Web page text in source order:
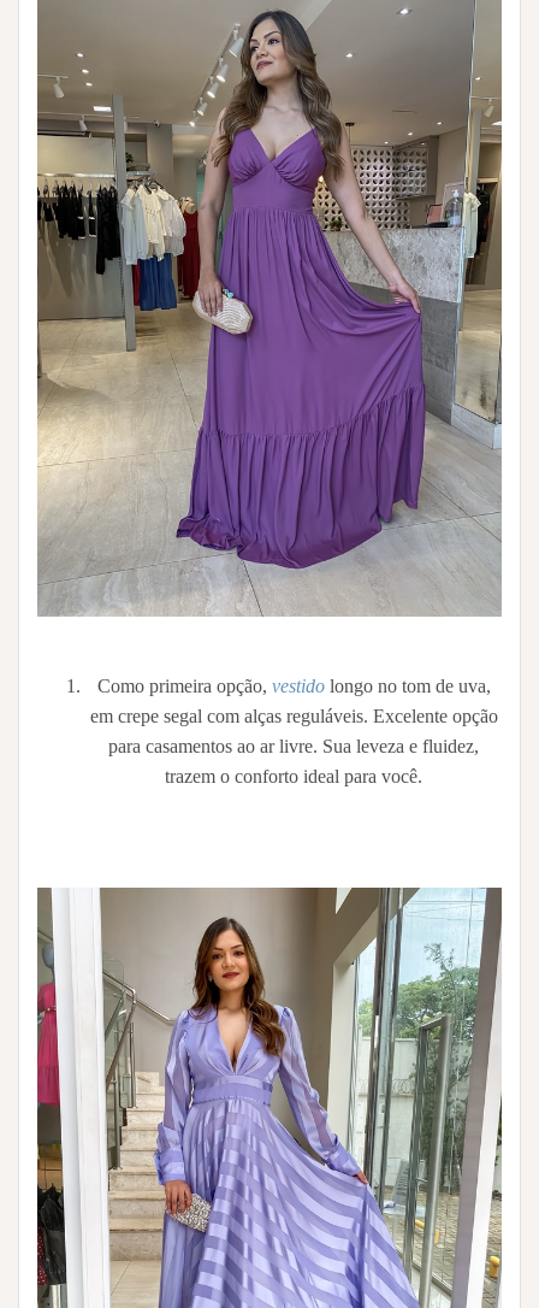
Como primeira opção, vestido longo no tom de uva,
em crepe segal com alças reguláveis. Excelente opção
para casamentos ao ar livre. Sua leveza e fluidez,
trazem o conforto ideal para você.